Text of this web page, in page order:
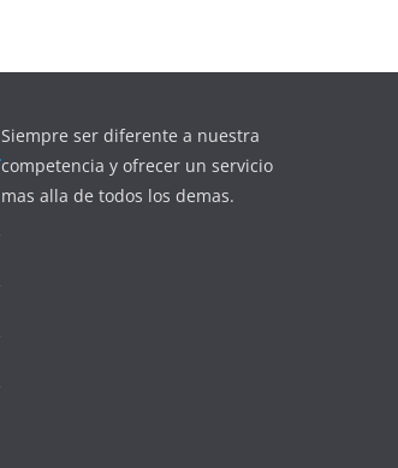
Siempre ser diferente a nuestra
competencia y ofrecer un servicio
mas alla de todos los demas.